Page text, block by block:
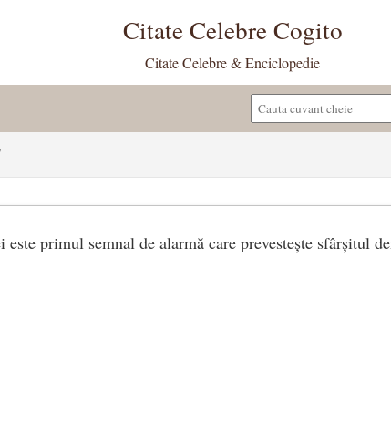
Citate Celebre Cogito
Citate Celebre & Enciclopedie
este primul semnal de alarmă care prevestește sfârșitul